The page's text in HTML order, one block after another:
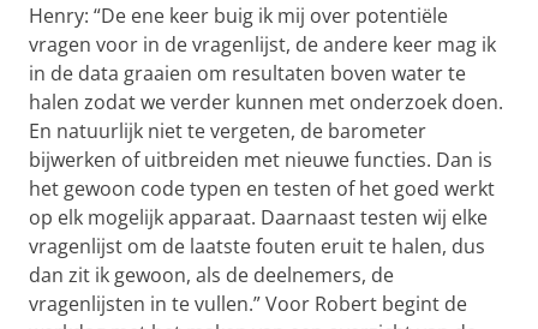
Henry: “De ene keer buig ik mij over potentiële
vragen voor in de vragenlijst, de andere keer mag ik
in de data graaien om resultaten boven water te
halen zodat we verder kunnen met onderzoek doen.
En natuurlijk niet te vergeten, de barometer
bijwerken of uitbreiden met nieuwe functies. Dan is
het gewoon code typen en testen of het goed werkt
op elk mogelijk apparaat. Daarnaast testen wij elke
vragenlijst om de laatste fouten eruit te halen, dus
dan zit ik gewoon, als de deelnemers, de
vragenlijsten in te vullen.” Voor Robert begint de